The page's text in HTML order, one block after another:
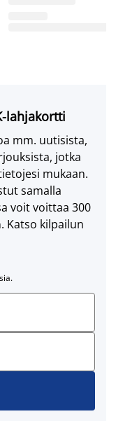
lahjakortti
mm. uutisista,
jotka
mukaan.
samalla
voit voittaa 300
Katso kilpailun